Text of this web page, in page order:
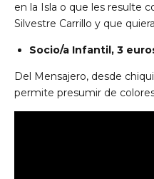
en la Isla o que les resulte
Silvestre Carrillo y que
Socio/a Infantil, 3
Del Mensajero, desde
permite presumir de